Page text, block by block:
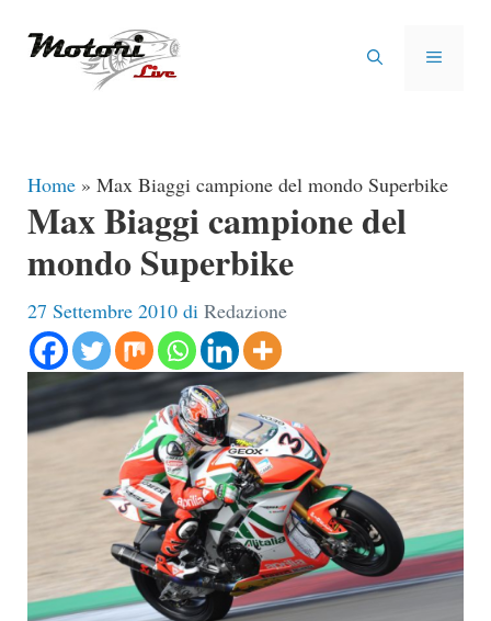
MENU
Home » Max Biaggi campione del mondo Superbike
Max Biaggi campione del
mondo Superbike
27 Settembre 2010 di Redazione